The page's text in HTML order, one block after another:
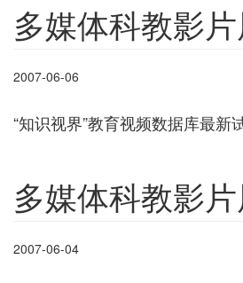
多媒体科教影
2007-06-06
“知识视界”教育视频数据库最新
多媒体科教影
2007-06-04